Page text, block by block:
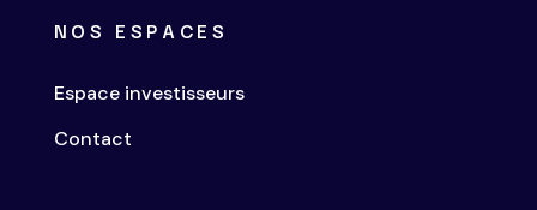
NOS ESPACES
Espace investisseurs
Contact